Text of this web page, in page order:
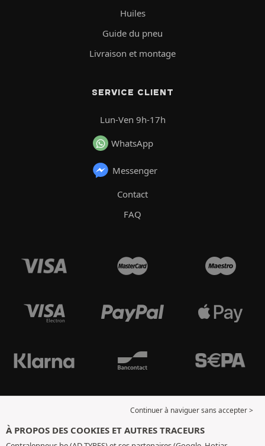
Huiles
Guide du pneu
Livraison et montage
SERVICE CLIENT
Lun-Ven 9h-17h
WhatsApp
Messenger
Contact
FAQ
Continuer à naviguer sans accepter >
À PROPOS DES COOKIES ET AUTRES TRACEURS